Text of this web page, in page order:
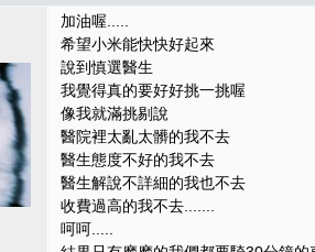
加油喔.....
希望小米能快快好起來
說到慎選醫生
我覺得真的要好好挑一挑喔
像我就滿挑剔說
醫院裡太亂太髒的我不去
醫生態度不好的我不去
醫生解說不詳細的我也不去
收費過高的我不去.......
呵呵.....